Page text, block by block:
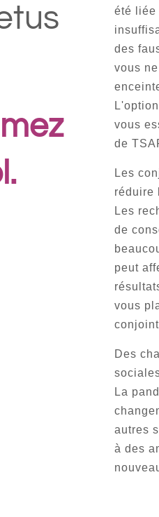
été liée
des
vous
vous
de
Les
réduire
Les
de
peut
vous
Des
La
autres
à des